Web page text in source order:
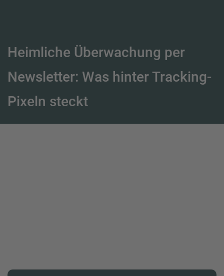
Heimliche Überwachung per
Newsletter: Was hinter Tracking-
Pixeln steckt